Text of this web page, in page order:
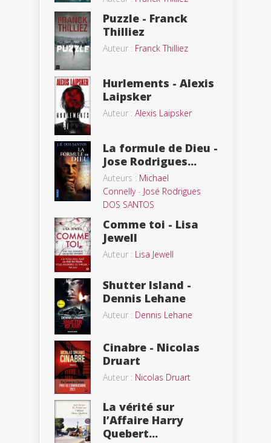
Puzzle - Franck
Thilliez
Auteur : Franck Thilliez
Hurlements - Alexis
Laipsker
Auteur : Alexis Laipsker
La formule de Dieu -
Jose Rodrigues...
Auteurs : Michael
Connelly- José Rodrigues
DOS SANTOS
Comme toi - Lisa
Jewell
Auteur : Lisa Jewell
Shutter Island -
Dennis Lehane
Auteur : Dennis Lehane
Cinabre - Nicolas
Druart
Auteur : Nicolas Druart
La vérité sur
l’Affaire Harry
Quebert...